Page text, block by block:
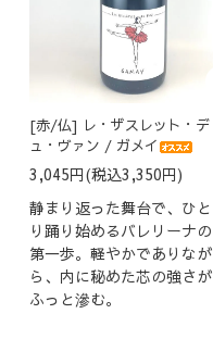
[赤/仏] レ・ザスレット・デ
ュ・ヴァン / ガメイ
3,045円(税込3,350円)
静まり返った舞台で、ひと
り踊り始めるバレリーナの
第一歩。軽やかでありなが
ら、内に秘めた芯の強さが
ふっと滲む。